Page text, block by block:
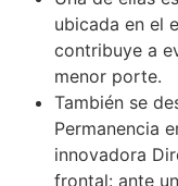
ubicada en el
contribuye a
menor porte.
También se
Permanencia
innovadora
frontal: ante